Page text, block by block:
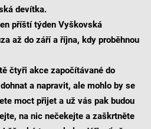
devítka.
příští týden Vyškovská
až do září a října, kdy proběhnou
čtyři akce započítávané do
a napravit, ale mohlo by se
moct přijet a už vás pak budou
na nic nečekejte a zaškrtněte